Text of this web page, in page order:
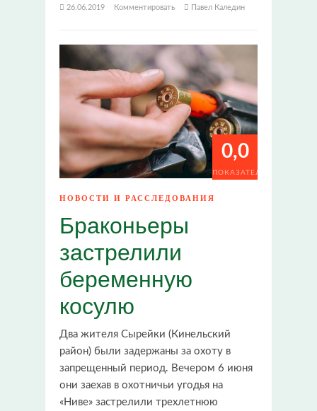
26.06.2019 Комментировать Павел Каледин
0,0
ПОКАЗАТЕЛИ
НОВОСТИ И РАССЛЕДОВАНИЯ
Браконьеры
застрелили
беременную
косулю
Два жителя Сырейки (Кинельский
район) были задержаны за охоту в
запрещенный период. Вечером 6 июня
они заехав в охотничьи угодья на
«Ниве» застрелили трехлетнюю